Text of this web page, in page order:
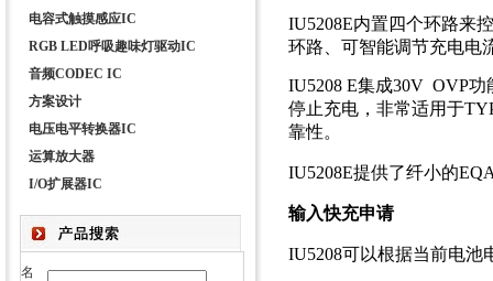
电容式触摸感应IC
RGB LED呼吸趣味灯驱动IC
音频CODEC IC
方案设计
电压电平转换器IC
运算放大器
I/O扩展器IC
名
IU5208E内置四个环路来
环路、可智能调节充电电
IU5208 E集成30V OVP
停止充电，非常适用于
靠性。
IU5208E提供了纤小的
输入快充申请
IU5208可以根据当前电池